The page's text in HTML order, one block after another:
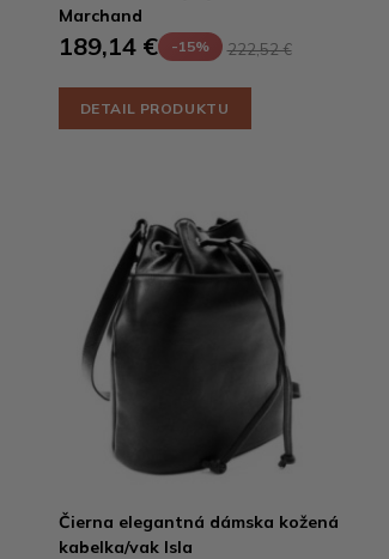
Marchand
189,14 € -15% 222,52 €
DETAIL PRODUKTU
Čierna elegantná dámska kožená
kabelka/vak Isla